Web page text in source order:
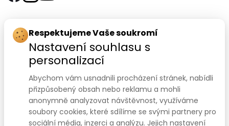
Rychlý kontakt:
SANOMED, spol. s r.o.
Palackého třída 240/75
612 00 Brno-Královo Pole
Prodejna:+420 541 422 911,+420 541 422 912
e-mail:prodejna@sanomed.cz
Respektujeme Vaše soukromí
Nastavení souhlasu s
personalizací
Abychom vám usnadnili procházení stránek, nabídli
přizpůsobený obsah nebo reklamu a mohli
anonymně analyzovat návštěvnost, využíváme
soubory cookies, které sdílíme se svými partnery pro
sociální média, inzerci a analýzu. Jejich nastavení